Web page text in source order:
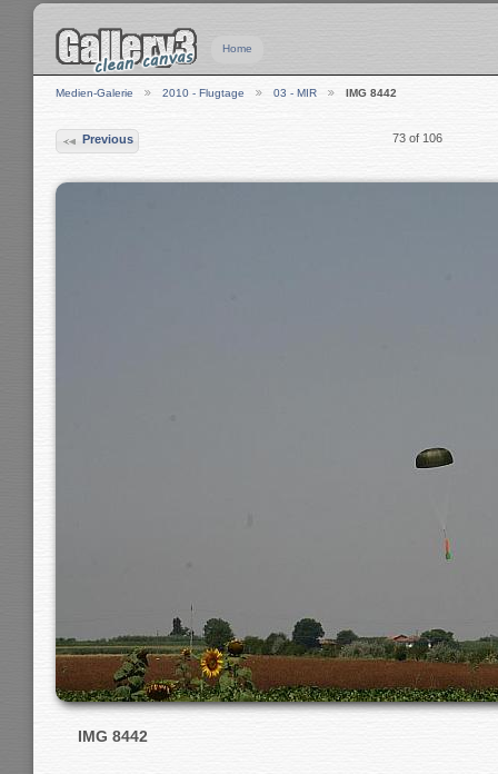
Home
Medien-Galerie 2010 - Flugtage 03 - MIR IMG 8442
Previous 73 of 106
IMG 8442